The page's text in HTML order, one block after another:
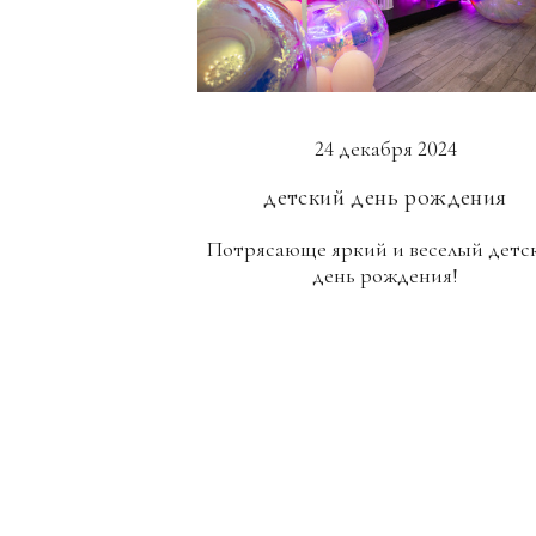
24 декабря 2024
детский день рождения
Потрясающе яркий и веселый
день рождения!